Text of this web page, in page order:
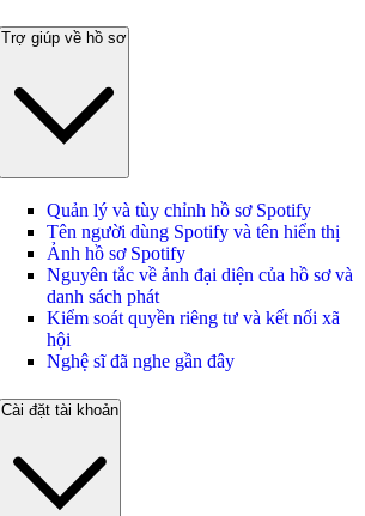
Trợ giúp về hồ sơ
Quản lý và tùy chỉnh hồ sơ Spotify
Tên người dùng Spotify và tên hiển thị
Ảnh hồ sơ Spotify
Nguyên tắc về ảnh đại diện của hồ sơ và
danh sách phát
Kiểm soát quyền riêng tư và kết nối xã
hội
Nghệ sĩ đã nghe gần đây
Cài đặt tài khoản